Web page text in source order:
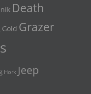
Death
Gold Grazer
Hork Jeep